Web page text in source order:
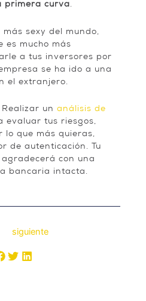
primera curva.
más sexy del mundo,
es mucho más
a tus inversores por
se ha ido a una
el extranjero.
un análisis de
evaluar tus riesgos,
lo que más quieras,
de autenticación. Tu
con una
bancaria intacta.
siguiente